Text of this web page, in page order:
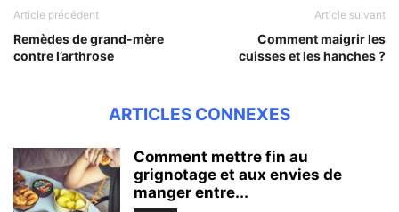
Article précédent
Remèdes de grand-mère
contre l’arthrose
Article suivant
Comment maigrir les
cuisses et les hanches ?
ARTICLES CONNEXES
Comment mettre fin au
grignotage et aux envies de
manger entre...